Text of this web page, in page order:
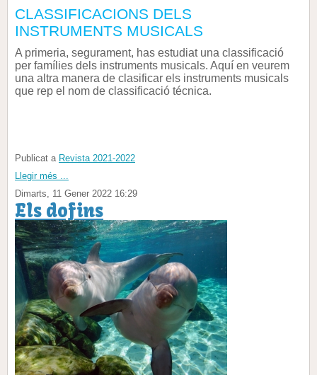
CLASSIFICACIONS DELS
INSTRUMENTS MUSICALS
A primeria, segurament, has estudiat una classificació
per famílies dels instruments musicals. Aquí en veurem
una altra manera de clasificar els instruments musicals
que rep el nom de classificació técnica.
Publicat a Revista 2021-2022
Llegir més ...
Dimarts, 11 Gener 2022 16:29
Els dofins